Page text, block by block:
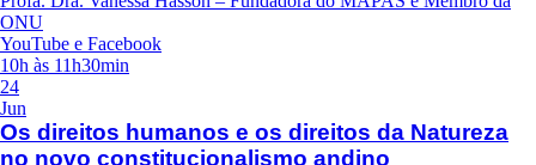
ONU
YouTube e Facebook
10h às 11h30min
24
Jun
Os direitos humanos e os direitos da Natureza
no novo constitucionalismo andino